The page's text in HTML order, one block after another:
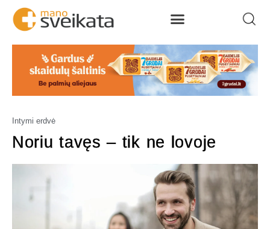
Intymi erdvė
Noriu tavęs – tik ne lovoje